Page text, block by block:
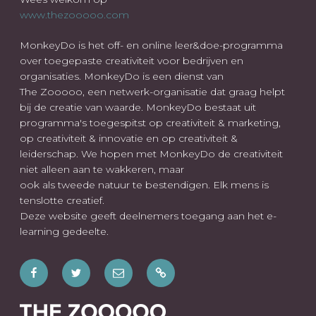
www.thezooooo.com
MonkeyDo is het off- en online leer&doe-programma
over toegepaste creativiteit voor bedrijven en
organisaties. MonkeyDo is een dienst van
The Zooooo, een netwerk-organisatie dat graag helpt
bij de creatie van waarde. MonkeyDo bestaat uit
programma's toegespitst op creativiteit & marketing,
op creativiteit & innovatie en op creativiteit &
leiderschap. We hopen met MonkeyDo de creativiteit
niet alleen aan te wakkeren, maar
ook als tweede natuur te bestendigen. Elk mens is
tenslotte creatief.
Deze website geeft deelnemers toegang aan het e-
learning gedeelte.
FacebookTwitter E-
mail
Wees
ook
welkom